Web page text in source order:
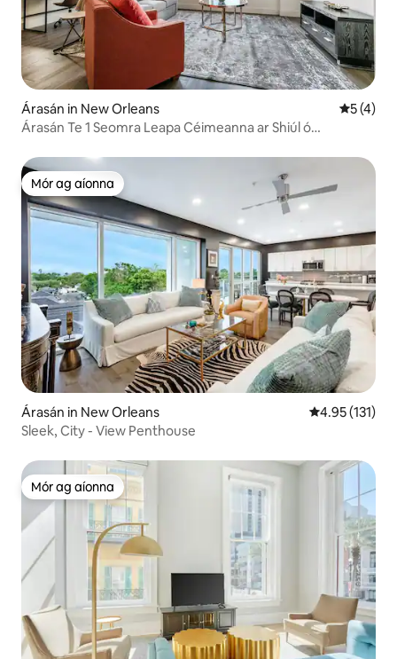
Árasán in New Orleans
5 (4)
Árasán Te 1 Seomra Leapa Céimeanna ar Shiúl ó
Mór ag aíonna
Mór ag aíonna
Árasán in New Orleans Meánrátáil
4.95 (131)
Sleek, City - View Penthouse
Mór ag aíonna
Mór ag aíonna